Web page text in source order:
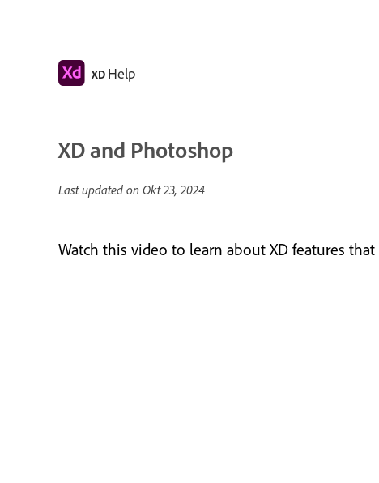
XD Help
XD and Photoshop
Last updated on Okt 23, 2024
Watch this video to learn about XD features